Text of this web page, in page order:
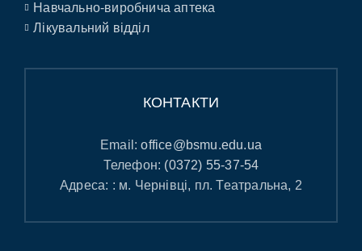
Навчально-виробнича аптека
Лікувальний відділ
КОНТАКТИ
Email:office@bsmu.edu.ua
Телефон: (0372) 55-37-54
Адреса: : м. Чернівці, пл. Театральна, 2